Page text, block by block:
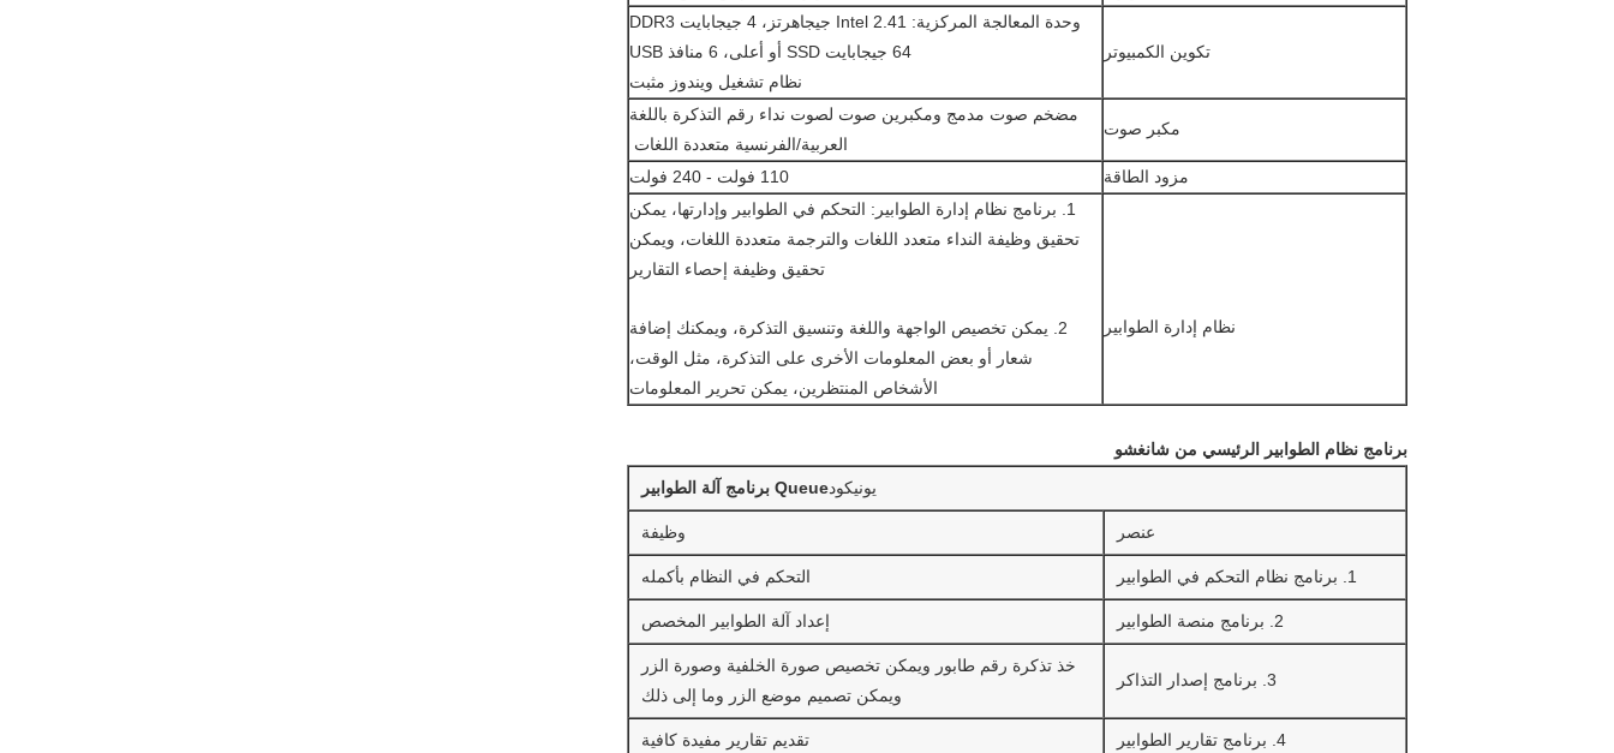
تكوين الكمبيوتر
وحدة المعالجة المركزية: Intel 2.41 جيجاهرتز، 4 جيجابايت DDR3
64 جيجابايت SSD أو أعلى، 6 منافذ USB
نظام تشغيل ويندوز مثبت
مكبر صوت
مضخم صوت مدمج ومكبرين صوت لصوت نداء رقم التذكرة باللغة
العربية/الفرنسية متعددة اللغات
مزود الطاقة
110 فولت - 240 فولت
نظام إدارة الطوابير
1. برنامج نظام إدارة الطوابير: التحكم في الطوابير وإدارتها، يمكن
تحقيق وظيفة النداء متعدد اللغات والترجمة متعددة اللغات، ويمكن
تحقيق وظيفة إحصاء التقارير
2. يمكن تخصيص الواجهة واللغة وتنسيق التذكرة، ويمكنك إضافة
شعار أو بعض المعلومات الأخرى على التذكرة، مثل الوقت،
الأشخاص المنتظرين، يمكن تحرير المعلومات
برنامج نظام الطوابير الرئيسي من شانغشو
يونيكود
Queue برنامج آلة الطوابير
عنصر وظيفة
1. برنامج نظام التحكم في الطوابير التحكم في النظام بأكمله
2. برنامج منصة الطوابير إعداد آلة الطوابير المخصص
3. برنامج إصدار التذاكر
خذ تذكرة رقم طابور ويمكن تخصيص صورة الخلفية وصورة الزر
ويمكن تصميم موضع الزر وما إلى ذلك
4. برنامج تقارير الطوابير تقديم تقارير مفيدة كافية